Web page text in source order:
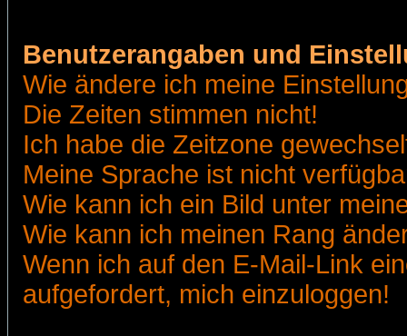
Benutzerangaben und
Wie ändere ich meine
Die Zeiten stimmen nicht!
Ich habe die Zeitzone
Meine Sprache ist nicht
Wie kann ich ein Bild unter
Wie kann ich meinen Rang
Wenn ich auf den E-Mail-Link
aufgefordert, mich einzuloggen!